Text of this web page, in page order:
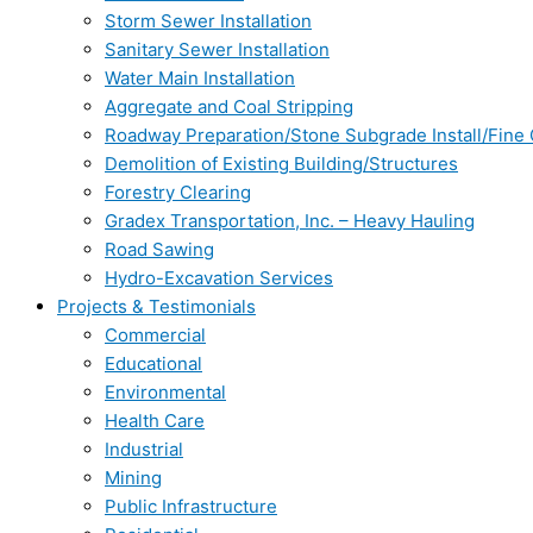
Storm Sewer Installation
Sanitary Sewer Installation
Water Main Installation
Aggregate and Coal Stripping
Roadway Preparation/Stone Subgrade Install/Fine
Demolition of Existing Building/Structures
Forestry Clearing
Gradex Transportation, Inc. – Heavy Hauling
Road Sawing
Hydro-Excavation Services
Projects & Testimonials
Commercial
Educational
Environmental
Health Care
Industrial
Mining
Public Infrastructure